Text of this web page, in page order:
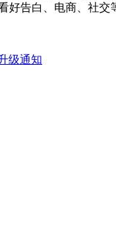
告白、电商、社
级通知